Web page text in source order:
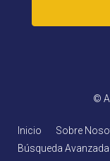
©
Inicio Sobre
Búsqueda Avanzada